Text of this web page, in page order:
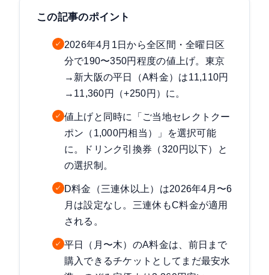
この記事のポイント
✓ 2026年4月1日から全区間・全曜日区
分で190〜350円程度の値上げ。東京
→新大阪の平日（A料金）は11,110円
→11,360円（+250円）に。
✓ 値上げと同時に「ご当地セレクトクー
ポン（1,000円相当）」を選択可能
に。ドリンク引換券（320円以下）と
の選択制。
✓ D料金（三連休以上）は2026年4月〜6
月は設定なし。三連休もC料金が適用
される。
✓ 平日（月〜木）のA料金は、前日まで
購入できるチケットとしてまだ最安水